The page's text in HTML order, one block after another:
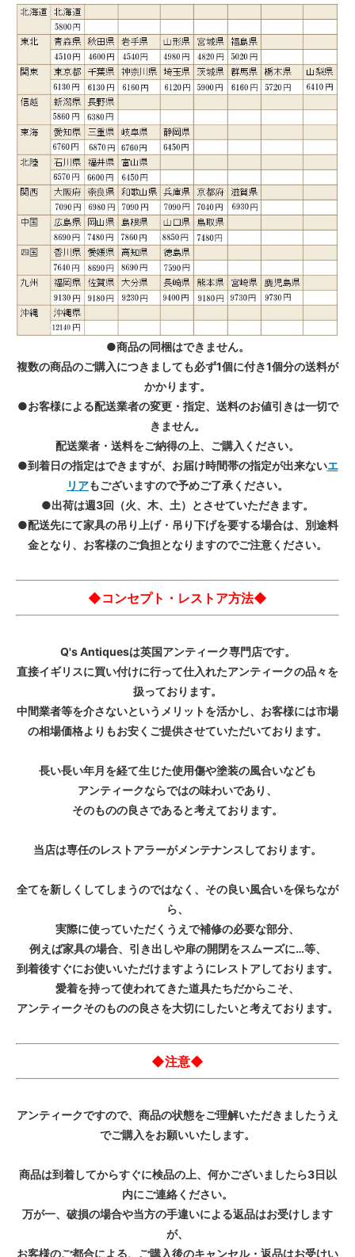
●商品の同梱はできません。
複数の商品のご購入につきましても必ず1個に付き1個分の送料が
かかります。
●お客様による配送業者の変更・指定、送料のお値引きは一切で
きません。
配送業者・送料をご納得の上、ご購入ください。
●到着日の指定はできますが、お届け時間帯の指定が出来ないエ
リアもございますので予めご了承ください。
●出荷は週3回（火、木、土）とさせていただきます。
●配送先にて家具の吊り上げ・吊り下げを要する場合は、別途料
金となり、お客様のご負担となりますのでご注意ください。
◆コンセプト・レストア方法◆
Q's Antiquesは英国アンティーク専門店です。
直接イギリスに買い付けに行って仕入れたアンティークの品々を
扱っております。
中間業者等を介さないというメリットを活かし、お客様には市場
の相場価格よりもお安くご提供させていただいております。
長い長い年月を経て生じた使用傷や塗装の風合いなども
アンティークならではの味わいであり、
そのものの良さであると考えております。
当店は専任のレストアラーがメンテナンスしております。
全てを新しくしてしまうのではなく、その良い風合いを保ちなが
ら、
実際に使っていただくうえで補修の必要な部分、
例えば家具の場合、引き出しや扉の開閉をスムーズに…等、
到着後すぐにお使いいただけますようにレストアしております。
愛着を持って使われてきた道具たちだからこそ、
アンティークそのものの良さを大切にしたいと考えております。
◆注意◆
アンティークですので、商品の状態をご理解いただきましたうえ
でご購入をお願いいたします。
商品は到着してからすぐに検品の上、何かございましたら3日以
内にご連絡ください。
万が一、破損の場合や当方の手違いによる返品はお受けします
が、
お客様のご都合による、ご購入後のキャンセル・返品はお受けい